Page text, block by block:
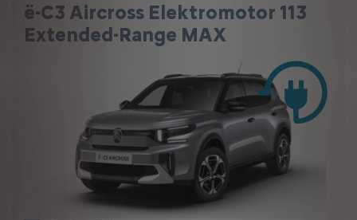
ë-C3 Aircross Elektromotor 113
Extended-Range MAX